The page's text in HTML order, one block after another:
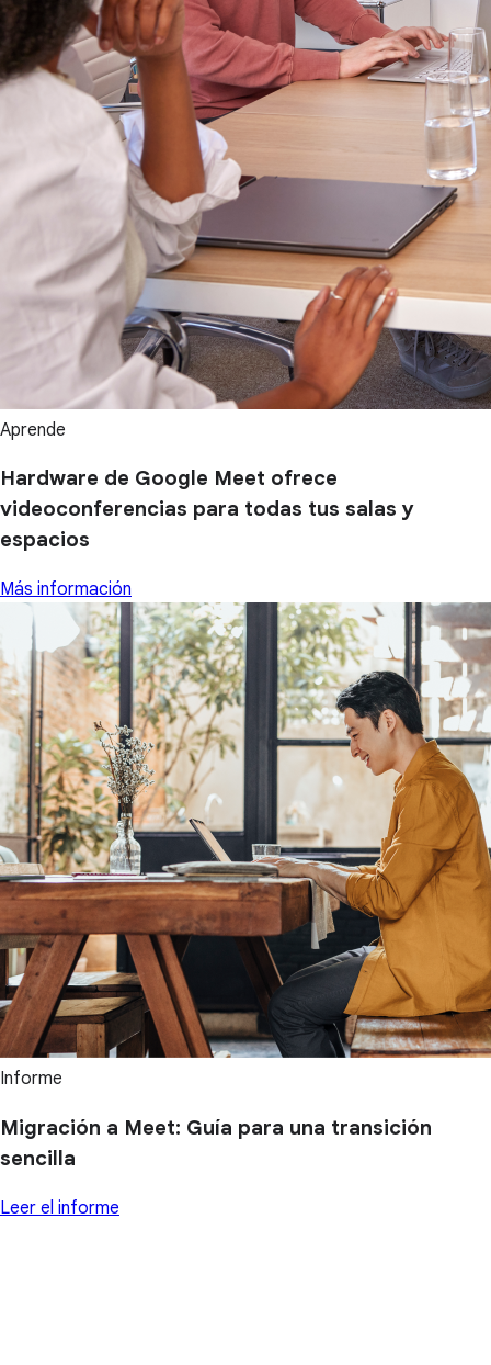
Aprende
Hardware de Google Meet ofrece
videoconferencias para todas tus salas y
espacios
Más información
Informe
Migración a Meet: Guía para una transición
sencilla
Leer el informe